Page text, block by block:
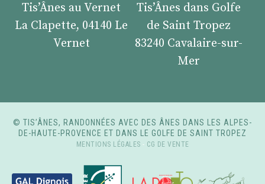
Tis’Ânes au Vernet
La Clapette, 04140 Le
Vernet
Tis’Ânes dans Golfe
de Saint Tropez
83240 Cavalaire-sur-
Mer
© TIS’ÂNES, RANDONNÉES AVEC DES ÂNES DANS LES ALPES-
DE-HAUTE-PROVENCE ET DANS LE GOLFE DE SAINT TROPEZ
MENTIONS LÉGALES - CG DE VENTE